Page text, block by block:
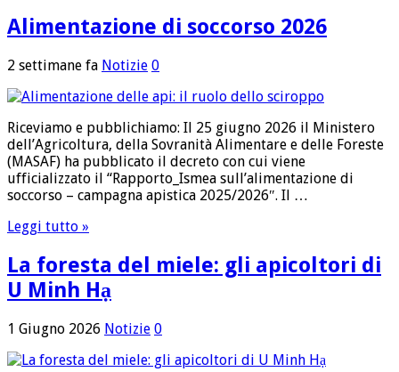
Alimentazione di soccorso 2026
2 settimane fa Notizie 0
Riceviamo e pubblichiamo: Il 25 giugno 2026 il Ministero
dell’Agricoltura, della Sovranità Alimentare e delle Foreste
(MASAF) ha pubblicato il decreto con cui viene
ufficializzato il “Rapporto_Ismea sull’alimentazione di
soccorso – campagna apistica 2025/2026″. Il …
Leggi tutto »
La foresta del miele: gli apicoltori di
U Minh Hạ
1 Giugno 2026 Notizie 0